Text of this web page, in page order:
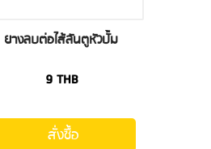
ยางลบต่อไส้ลันตูหัวปั้ม
9THB
สั่งซื้อ